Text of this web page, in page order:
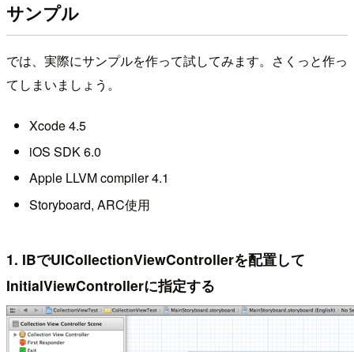
サンプル
では、実際にサンプルを作って試してみます。さくっと作っ
てしまいましょう。
Xcode 4.5
iOS SDK 6.0
Apple LLVM compiler 4.1
Storyboard, ARC使用
1. IBでUICollectionViewControllerを配置して
InitialViewControllerに指定する